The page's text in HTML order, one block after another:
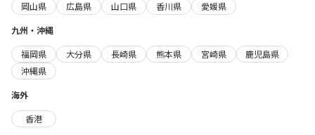
岡山県
広島県 山口県 香川県
愛媛県
九州・沖縄
福岡県
大分県 長崎県 熊本県 宮崎県
鹿児島県
沖縄県
海外
香港